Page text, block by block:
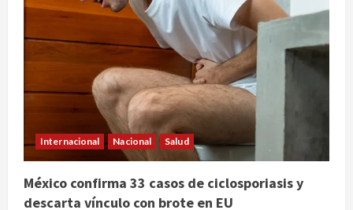
Internacional Nacional Salud
México confirma 33 casos de ciclosporiasis y
descarta vínculo con brote en EU
SCJN avala obligación patronal de
dar casa y comida a jornaleros